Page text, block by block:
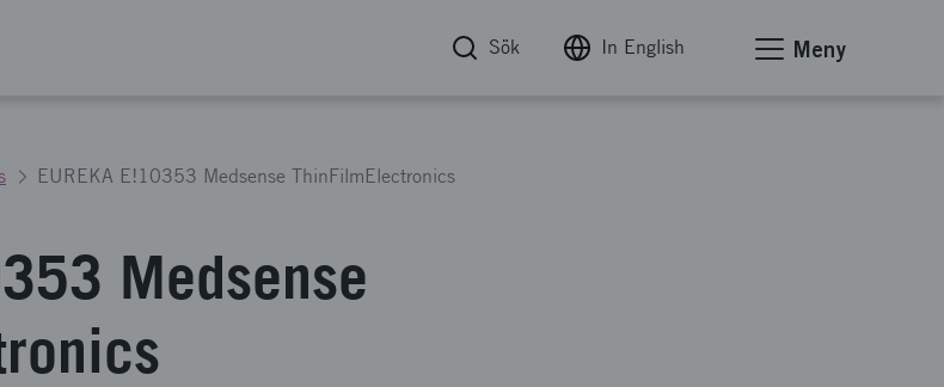
Sök In English Meny
EUREKA E!10353 Medsense ThinFilmElectronics
Medsense